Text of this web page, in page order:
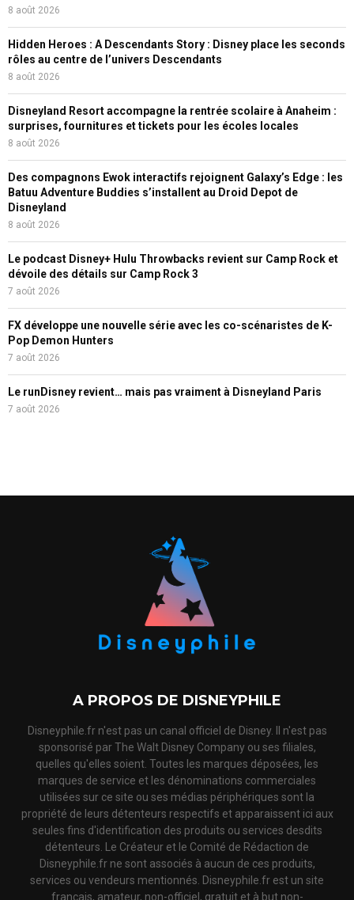
8 août 2026
Hidden Heroes : A Descendants Story : Disney place les seconds
rôles au centre de l’univers Descendants
8 août 2026
Disneyland Resort accompagne la rentrée scolaire à Anaheim :
surprises, fournitures et tickets pour les écoles locales
8 août 2026
Des compagnons Ewok interactifs rejoignent Galaxy’s Edge : les
Batuu Adventure Buddies s’installent au Droid Depot de
Disneyland
8 août 2026
Le podcast Disney+ Hulu Throwbacks revient sur Camp Rock et
dévoile des détails sur Camp Rock 3
7 août 2026
FX développe une nouvelle série avec les co-scénaristes de K-
Pop Demon Hunters
7 août 2026
Le runDisney revient… mais pas vraiment à Disneyland Paris
7 août 2026
A PROPOS DE DISNEYPHILE
Disneyphile.fr n'est pas un canal officiel de Disney. Il n'est pas
sponsorisé par The Walt Disney Company ou ses filiales,
quelles qu'elles soient. Toutes les marques déposées, les
marques de service et les dénominations commerciales
utilisées sur ce site ou ses médias périphériques sont la
propriété de leurs détenteurs respectifs et apparaissent ici aux
seules fins d'identification des produits ou services desdits
détenteurs. Le Créateur et le Comité de Rédaction de
Disneyphile.fr ne sont associés à aucun de ces produits,
services ou vendeurs mentionnés. Disneyphile.fr est un site
français, amateur, non-officiel, gratuit et à but non-